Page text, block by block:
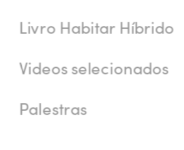
Livro Habitar Híbrido
Videos selecionados
Palestras